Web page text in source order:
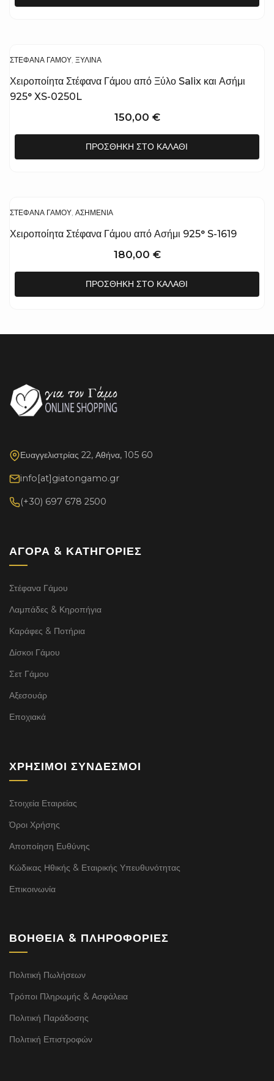
ΣΤΈΦΑΝΑ ΓΆΜΟΥ, ΞΎΛΙΝΑ
Χειροποίητα Στέφανα Γάμου από Ξύλο Salix και Ασήμι
925° XS-0250L
150,00 €
ΠΡΟΣΘΉΚΗ ΣΤΟ ΚΑΛΆΘΙ
ΣΤΈΦΑΝΑ ΓΆΜΟΥ, ΑΣΗΜΈΝΙΑ
Χειροποίητα Στέφανα Γάμου από Ασήμι 925° S-1619
180,00 €
ΠΡΟΣΘΉΚΗ ΣΤΟ ΚΑΛΆΘΙ
Ευαγγελιστρίας 22, Αθήνα, 105 60
info[at]giatongamo.gr
(+30) 697 678 2500
ΑΓΟΡΆ & ΚΑΤΗΓΟΡΊΕΣ
Στέφανα Γάμου
Λαμπάδες & Κηροπήγια
Καράφες & Ποτήρια
Δίσκοι Γάμου
Σετ Γάμου
Αξεσουάρ
Εποχιακά
ΧΡΉΣΙΜΟΙ ΣΎΝΔΕΣΜΟΙ
Στοιχεία Εταιρείας
Όροι Χρήσης
Αποποίηση Ευθύνης
Κώδικας Ηθικής & Εταιρικής Υπευθυνότητας
Επικοινωνία
ΒΟΉΘΕΙΑ & ΠΛΗΡΟΦΟΡΊΕΣ
Πολιτική Πωλήσεων
Τρόποι Πληρωμής & Ασφάλεια
Πολιτική Παράδοσης
Πολιτική Επιστροφών